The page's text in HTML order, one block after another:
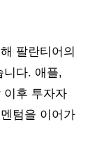
팔란티어의
니다. 애플,
이후 투자자
텀을 이어가